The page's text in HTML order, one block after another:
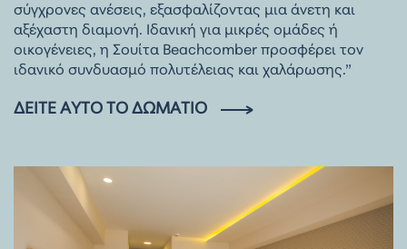
σύγχρονες ανέσεις, εξασφαλίζοντας μια άνετη και
αξέχαστη διαμονή. Ιδανική για μικρές ομάδες ή
οικογένειες, η Σουίτα Beachcomber προσφέρει τον
ιδανικό συνδυασμό πολυτέλειας και χαλάρωσης.”
ΔΕΊΤΕ ΑΥΤΌ ΤΟ ΔΩΜΆΤΙΟ